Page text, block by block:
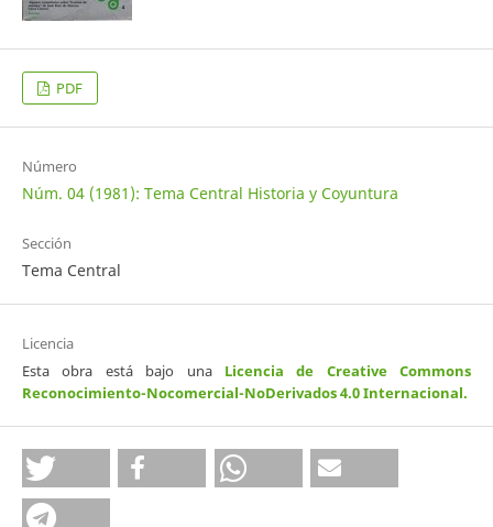
PDF
Número
Núm. 04 (1981): Tema Central Historia y Coyuntura
Sección
Tema Central
Licencia
Esta obra está bajo una Licencia de Creative Commons
Reconocimiento-Nocomercial-NoDerivados 4.0 Internacional.